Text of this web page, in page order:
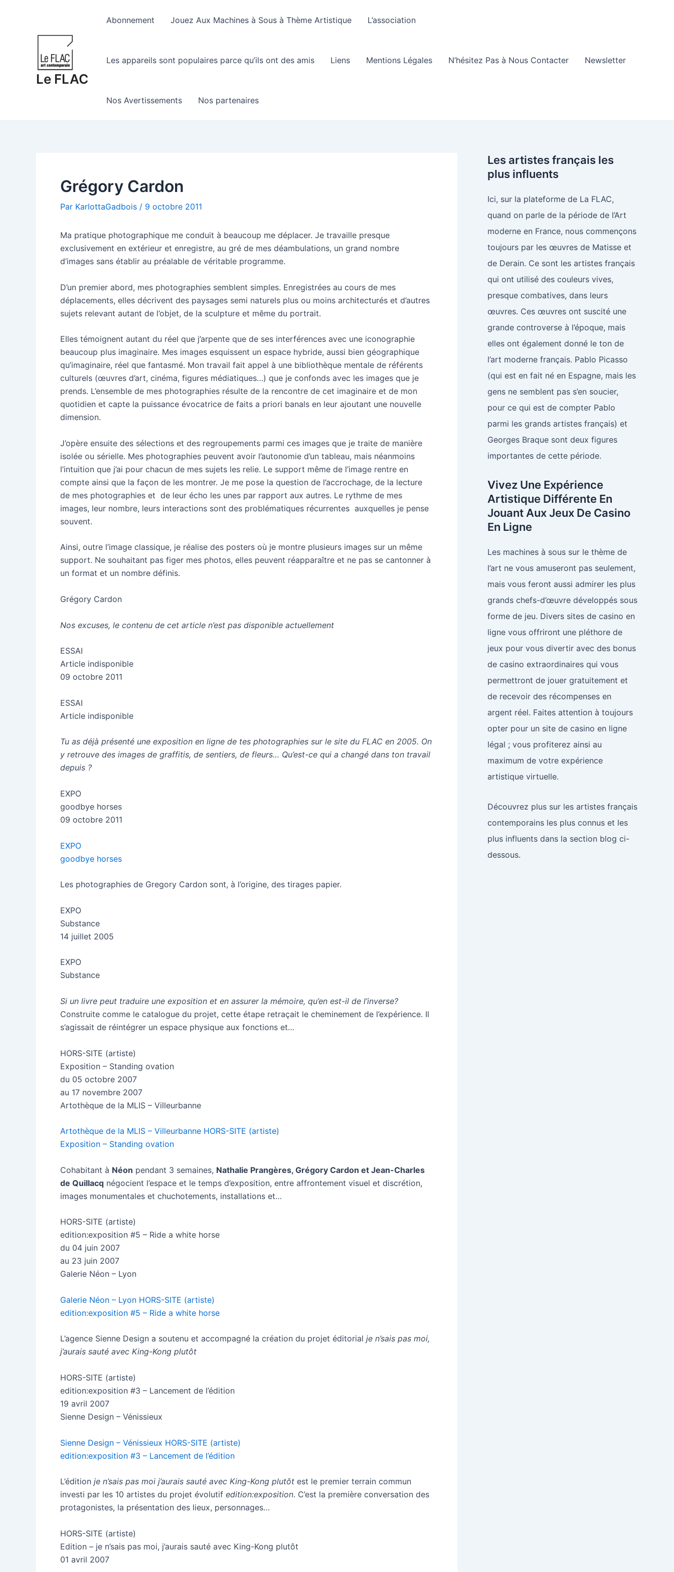
Le FLAC
Abonnement Jouez Aux Machines à Sous à Thème Artistique L’association
Les appareils sont populaires parce qu’ils ont des amis Liens Mentions Légales N’hésitez Pas à Nous Contacter Newsletter
Nos Avertissements Nos partenaires
Grégory Cardon
Par KarlottaGadbois / 9 octobre 2011
Ma pratique photographique me conduit à beaucoup me déplacer. Je travaille presque
exclusivement en extérieur et enregistre, au gré de mes déambulations, un grand nombre
d’images sans établir au préalable de véritable programme.
D’un premier abord, mes photographies semblent simples. Enregistrées au cours de mes
déplacements, elles décrivent des paysages semi naturels plus ou moins architecturés et d’autres
sujets relevant autant de l’objet, de la sculpture et même du portrait.
Elles témoignent autant du réel que j’arpente que de ses interférences avec une iconographie
beaucoup plus imaginaire. Mes images esquissent un espace hybride, aussi bien géographique
qu’imaginaire, réel que fantasmé. Mon travail fait appel à une bibliothèque mentale de référents
culturels (œuvres d’art, cinéma, figures médiatiques…) que je confonds avec les images que je
prends. L’ensemble de mes photographies résulte de la rencontre de cet imaginaire et de mon
quotidien et capte la puissance évocatrice de faits a priori banals en leur ajoutant une nouvelle
dimension.
J’opère ensuite des sélections et des regroupements parmi ces images que je traite de manière
isolée ou sérielle. Mes photographies peuvent avoir l’autonomie d’un tableau, mais néanmoins
l’intuition que j’ai pour chacun de mes sujets les relie. Le support même de l’image rentre en
compte ainsi que la façon de les montrer. Je me pose la question de l’accrochage, de la lecture
de mes photographies et de leur écho les unes par rapport aux autres. Le rythme de mes
images, leur nombre, leurs interactions sont des problématiques récurrentes auxquelles je pense
souvent.
Ainsi, outre l’image classique, je réalise des posters où je montre plusieurs images sur un même
support. Ne souhaitant pas figer mes photos, elles peuvent réapparaître et ne pas se cantonner à
un format et un nombre définis.
Grégory Cardon
Nos excuses, le contenu de cet article n’est pas disponible actuellement
ESSAI
Article indisponible
09 octobre 2011
ESSAI
Article indisponible
Tu as déjà présenté une exposition en ligne de tes photographies sur le site du FLAC en 2005. On
y retrouve des images de graffitis, de sentiers, de fleurs… Qu’est-ce qui a changé dans ton travail
depuis ?
EXPO
goodbye horses
09 octobre 2011
EXPO
goodbye horses
Les photographies de Gregory Cardon sont, à l’origine, des tirages papier.
EXPO
Substance
14 juillet 2005
EXPO
Substance
Si un livre peut traduire une exposition et en assurer la mémoire, qu’en est-il de l’inverse?
Construite comme le catalogue du projet, cette étape retraçait le cheminement de l’expérience. Il
s’agissait de réintégrer un espace physique aux fonctions et…
HORS-SITE (artiste)
Exposition – Standing ovation
du 05 octobre 2007
au 17 novembre 2007
Artothèque de la MLIS – Villeurbanne
Artothèque de la MLIS – Villeurbanne HORS-SITE (artiste)
Exposition – Standing ovation
Cohabitant à Néon pendant 3 semaines, Nathalie Prangères, Grégory Cardon et Jean-Charles
de Quillacq négocient l’espace et le temps d’exposition, entre affrontement visuel et discrétion,
images monumentales et chuchotements, installations et…
HORS-SITE (artiste)
edition:exposition #5 – Ride a white horse
du 04 juin 2007
au 23 juin 2007
Galerie Néon – Lyon
Galerie Néon – Lyon HORS-SITE (artiste)
edition:exposition #5 – Ride a white horse
L’agence Sienne Design a soutenu et accompagné la création du projet éditorial je n’sais pas moi,
j’aurais sauté avec King-Kong plutôt
HORS-SITE (artiste)
edition:exposition #3 – Lancement de l’édition
19 avril 2007
Sienne Design – Vénissieux
Sienne Design – Vénissieux HORS-SITE (artiste)
edition:exposition #3 – Lancement de l’édition
L’édition je n’sais pas moi j’aurais sauté avec King-Kong plutôt est le premier terrain commun
investi par les 10 artistes du projet évolutif edition:exposition. C’est la première conversation des
protagonistes, la présentation des lieux, personnages…
HORS-SITE (artiste)
Edition – je n’sais pas moi, j’aurais sauté avec King-Kong plutôt
01 avril 2007
Les artistes français les
plus influents
Ici, sur la plateforme de La FLAC,
quand on parle de la période de l’Art
moderne en France, nous commençons
toujours par les œuvres de Matisse et
de Derain. Ce sont les artistes français
qui ont utilisé des couleurs vives,
presque combatives, dans leurs
œuvres. Ces œuvres ont suscité une
grande controverse à l’époque, mais
elles ont également donné le ton de
l’art moderne français. Pablo Picasso
(qui est en fait né en Espagne, mais les
gens ne semblent pas s’en soucier,
pour ce qui est de compter Pablo
parmi les grands artistes français) et
Georges Braque sont deux figures
importantes de cette période.
Vivez Une Expérience
Artistique Différente En
Jouant Aux Jeux De Casino
En Ligne
Les machines à sous sur le thème de
l’art ne vous amuseront pas seulement,
mais vous feront aussi admirer les plus
grands chefs-d’œuvre développés sous
forme de jeu. Divers sites de casino en
ligne vous offriront une pléthore de
jeux pour vous divertir avec des bonus
de casino extraordinaires qui vous
permettront de jouer gratuitement et
de recevoir des récompenses en
argent réel. Faites attention à toujours
opter pour un site de casino en ligne
légal ; vous profiterez ainsi au
maximum de votre expérience
artistique virtuelle.
Découvrez plus sur les artistes français
contemporains les plus connus et les
plus influents dans la section blog ci-
dessous.